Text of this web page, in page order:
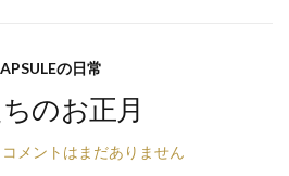
の日常
のお正月
コメントはまだありません